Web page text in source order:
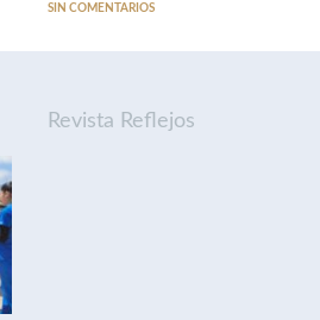
SIN COMENTARIOS
Revista Reflejos